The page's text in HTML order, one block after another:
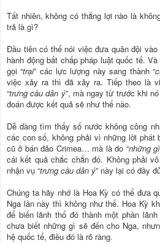
Tất nhiên, không có thắng lợi nào là
trả là gì?
Đầu tiên có thể nói việc đưa quân đội
hành động bất chấp pháp luật quốc tế.
gọi “trại” các lực lượng này sang thành “
việc xảy ra thì đã xảy ra. Tiếp theo là
“trưng cầu dân ý”, mà ngay từ trước khi
đoán được kết quả sẽ như thế nào.
Dễ dàng tìm thấy số nước không công
các con số, không phải vì những lời phát
cũ ở bán đảo Crimea… mà là do “những
cái kết quả chắc chắn đó. Không phải
nhận vụ “trưng cầu dân ý” này lại có đầy
Chúng ta hãy nhớ là Hoa Kỳ có thể đưa
Nga lần này thì không như thế. Hoa Kỳ
để biến lãnh thổ đó thành một phần
chưa biết những gì sẽ đến cho Nga,
hệ quốc tế, điều đó là rõ ràng.